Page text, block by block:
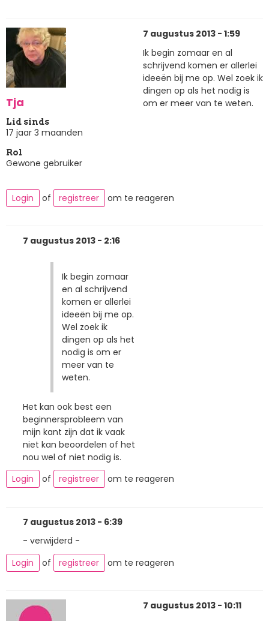
Tja
Lid sinds
17 jaar 3 maanden
Rol
Gewone gebruiker
7 augustus 2013 - 1:59
Ik begin zomaar en al
schrijvend komen er allerlei
ideeën bij me op. Wel zoek ik
dingen op als het nodig is
om er meer van te weten.
Login of registreer om te reageren
7 augustus 2013 - 2:16
Ik begin zomaar
en al schrijvend
komen er allerlei
ideeën bij me op.
Wel zoek ik
dingen op als het
nodig is om er
meer van te
weten.
Het kan ook best een
beginnersprobleem van
mijn kant zijn dat ik vaak
niet kan beoordelen of het
nou wel of niet nodig is.
Login
of registreer om te reageren
7 augustus 2013 - 6:39
- verwijderd -
Login
of registreer om te reageren
7 augustus 2013 - 10:11